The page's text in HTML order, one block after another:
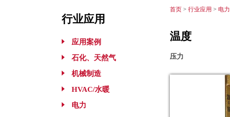
行业应用
应用案例
石化、天然气
机械制造
HVAC/水暖
电力
首页> 行业应用 > 电力
温度
压力